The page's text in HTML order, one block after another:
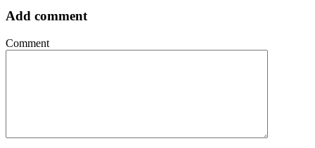
Add comment
Comment